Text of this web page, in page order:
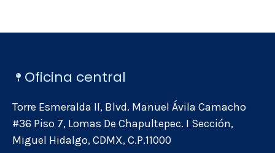
Oficina central
Torre Esmeralda II, Blvd. Manuel Ávila Camacho
#36 Piso 7, Lomas De Chapultepec. I Sección,
Miguel Hidalgo, CDMX, C.P.11000